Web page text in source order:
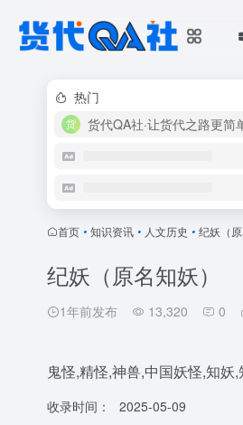
热门
货代QA社·让货代之路更简
首页 • 知识资讯 • 人文历史 • 纪妖（原
纪妖（原名知妖）
1年前发布 13,320 0
鬼怪,精怪,神兽,中国妖怪,知
收录时间：
2025-05-09